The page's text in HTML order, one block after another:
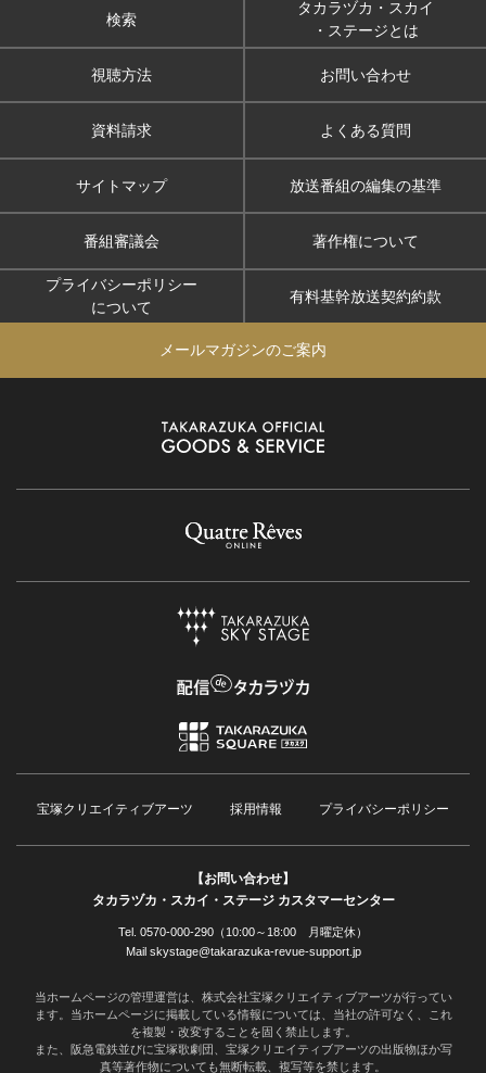
検索
タカラヅカ・スカイ
・ステージとは
視聴方法 お問い合わせ
資料請求 よくある質問
サイトマップ 放送番組の編集の基準
番組審議会 著作権について
プライバシーポリシー
について
有料基幹放送契約約款
メールマガジンのご案内
宝塚クリエイティブアーツ 採用情報 プライバシーポリシー
【お問い合わせ】
タカラヅカ・スカイ・ステージ カスタマーセンター
Tel. 0570-000-290（10:00～18:00 月曜定休）
Mail skystage@takarazuka-revue-support.jp
当ホームページの管理運営は、株式会社宝塚クリエイティブアーツが行ってい
ます。当ホームページに掲載している情報については、当社の許可なく、これ
を複製・改変することを固く禁止します。
また、阪急電鉄並びに宝塚歌劇団、宝塚クリエイティブアーツの出版物ほか写
真等著作物についても無断転載、複写等を禁じます。